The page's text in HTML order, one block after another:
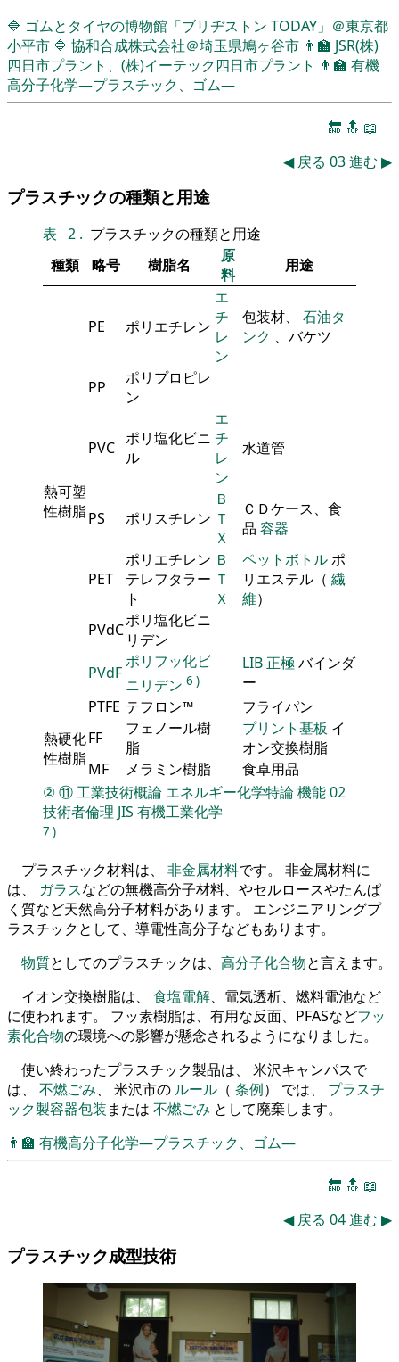
🔷 ゴムとタイヤの博物館「ブリヂストン TODAY」＠東京都
小平市 🔷 協和合成株式会社＠埼玉県鳩ヶ谷市 👨‍🏫 JSR(株)
四日市プラント、(株)イーテック四日市プラント 👨‍🏫 有機
高分子化学―プラスチック、ゴム―
🔚 🔝 📖
◀ 戻る 03進む ▶
プラスチックの種類と用途
表 2 . プラスチックの種類と用途
種類
略号 樹脂名
原
料
用途
熱可塑
性樹脂
PE ポリエチレン
エ
チ
レ
ン
包装材、 石油タ
ンク 、バケツ
PP
ポリプロピレ
ン
PVC ポリ塩化ビニ
ル
エ
チ
レ
ン
水道管
PS ポリスチレン
Ｂ
Ｔ
Ｘ
ＣＤケース、食
品 容器
PET
ポリエチレン
テレフタラー
ト
Ｂ
Ｔ
Ｘ
ペットボトルポ
リエステル（ 繊
維）
PVdCポリ塩化ビニ
リデン
PVdF
ポリフッ化ビ
ニリデン 6 )
LIB 正極バインダ
ー
PTFE テフロン™
フライパン
熱硬化
性樹脂
FF
フェノール樹
脂
プリント基板 イ
オン交換樹脂
MF
メラミン樹脂
食卓用品
②⑪工業技術概論 エネルギー化学特論機能02
技術者倫理 JIS 有機工業化学
7 )
プラスチック材料は、 非金属材料です。 非金属材料に
は、 ガラスなどの無機高分子材料、やセルロースやたんぱ
く質など天然高分子材料があります。 エンジニアリングプ
ラスチックとして、導電性高分子などもあります。
物質としてのプラスチックは、 高分子化合物と言えます。
イオン交換樹脂は、 食塩電解、電気透析、燃料電池など
に使われます。 フッ素樹脂は、有用な反面、PFASなどフッ
素化合物の環境への影響が懸念されるようになりました。
使い終わったプラスチック製品は、 米沢キャンパスで
は、 不燃ごみ、 米沢市の ルール （ 条例） では、 プラスチ
ック製容器包装または 不燃ごみ として廃棄します。
👨‍🏫 有機高分子化学―プラスチック、ゴム―
🔚 🔝 📖
◀ 戻る 04進む ▶
プラスチック成型技術